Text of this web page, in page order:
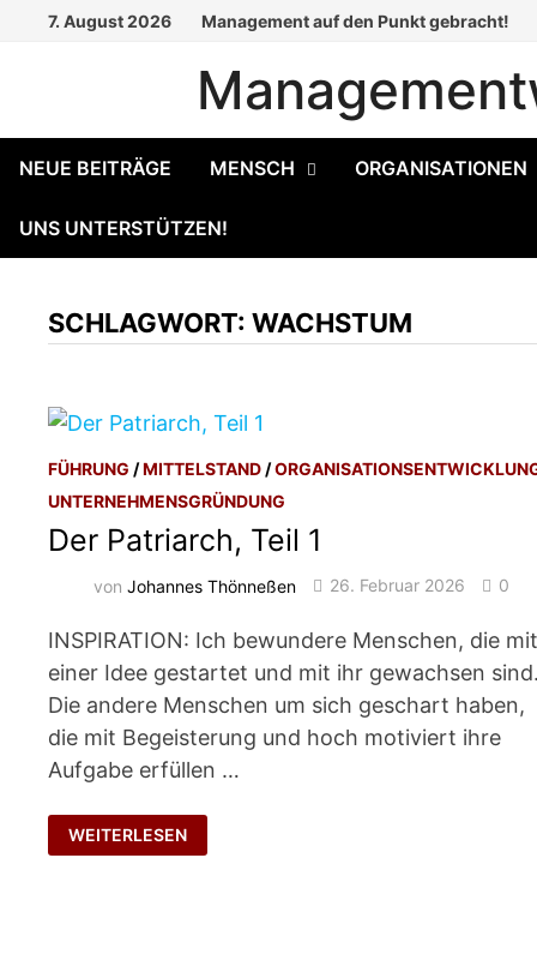
7. August 2026 Management auf den Punkt gebracht!
NEUE BEITRÄGE MENSCH ORGANISATIONEN
UNS UNTERSTÜTZEN!
SCHLAGWORT:WACHSTUM
FÜHRUNG /MITTELSTAND /
UNTERNEHMENSGRÜNDUNG
Der Patriarch, Teil 1
vonJohannes Thönneßen 26. Februar 2026 0
INSPIRATION: Ich bewundere Menschen, die mit
einer Idee gestartet und mit ihr gewachsen sind.
Die andere Menschen um sich geschart haben,
die mit Begeisterung und hoch motiviert ihre
Aufgabe erfüllen …
DER
PATRIARCH,
TEIL
WEITERLESEN